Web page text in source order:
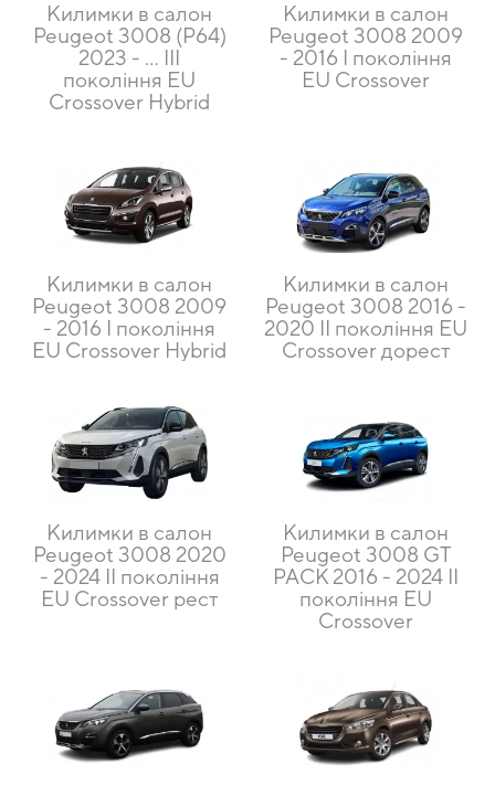
Килимки в салон
Peugeot 3008 (P64)
2023 - ... III
покоління EU
Crossover Hybrid
Килимки в салон
Peugeot 3008 2009
- 2016 I покоління
EU Crossover
Килимки в салон
Peugeot 3008 2009
- 2016 I покоління
EU Crossover Hybrid
Килимки в салон
Peugeot 3008 2016 -
2020 II покоління EU
Crossover дорест
Килимки в салон
Peugeot 3008 2020
- 2024 II покоління
EU Crossover рест
Килимки в салон
Peugeot 3008 GT
PACK 2016 - 2024 II
покоління EU
Crossover